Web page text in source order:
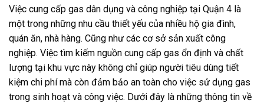
Việc cung cấp gas dân dụng và công nghiệp tại Quận 4 là
một trong những nhu cầu thiết yếu của nhiều hộ gia đình,
quán ăn, nhà hàng. Cũng như các cơ sở sản xuất công
nghiệp. Việc tìm kiếm nguồn cung cấp gas ổn định và chất
lượng tại khu vực này không chỉ giúp người tiêu dùng tiết
kiệm chi phí mà còn đảm bảo an toàn cho việc sử dụng gas
trong sinh hoạt và công việc. Dưới đây là những thông tin về